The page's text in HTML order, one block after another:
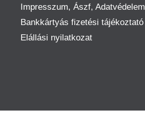
Impresszum, Ászf, Adatvédelem
Bankkártyás fizetési tájékoztató
Elállási nyilatkozat